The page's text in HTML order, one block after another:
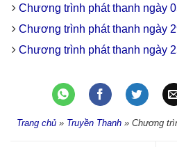
Chương trình phát thanh ngày
Chương trình phát thanh ngày
Chương trình phát thanh ngày
Trang chủ » Truyền Thanh » Chương